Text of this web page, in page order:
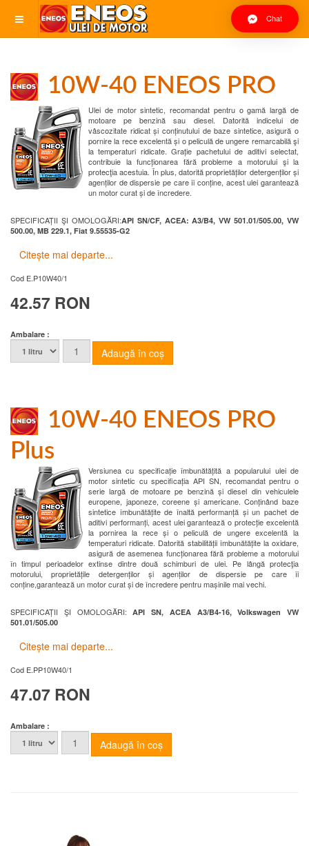
Chat
10W-40 ENEOS PRO
Ulei de motor sintetic, recomandat pentru o gamă largă de
motoare pe benzină sau diesel. Datorită indicelui de
vâscozitate ridicat și conținutului de baze sintetice, asigură o
pornire la rece excelentă și o peliculă de ungere remarcabilă şi
la temperaturi ridicate. Grație pachetului de aditivi selectat,
contribuie la funcționarea fără probleme a motorului şi la
protecţia acestuia. În plus, datorită proprietăților detergenților și
agenților de dispersie pe care îi conține, acest ulei garantează
un motor curat și de încredere.
SPECIFICAȚII ŞI OMOLOGĂRI:API SN/CF, ACEA: A3/B4, VW 501.01/505.00, VW
500.00, MB 229.1, Fiat 9.55535-G2
Citește mai departe...
Cod E.P10W40/1
42.57 RON
Ambalare :
10W-40 ENEOS PRO
Plus
Versiunea cu specificație îmbunătățită a popularului ulei de
motor sintetic cu specificația API SN, recomandat pentru o
serie largă de motoare pe benzină și diesel din vehiculele
europene, japoneze, coreene și americane. Conținând baze
sintetice îmbunătățite de înaltă performanță și un pachet de
aditivi performanți, acest ulei garantează o protecție excelentă
la pornirea la rece și o peliculă de ungere excelentă la
temperaturi ridicate. Datorită stabilității îmbunătățite la oxidare,
asigură de asemenea funcționarea fără probleme a motorului
în timpul perioadelor extinse dintre două schimburi de ulei. Pe lângă protecţia
motorului, proprietățile detergenților și agenților de dispersie pe care îi
conține,garantează un motor curat și de încredere pentru mașinile mai vechi.
SPECIFICAȚII ŞI OMOLOGĂRI:API SN, ACEA A3/B4-16, Volkswagen VW
501.01/505.00
Citește mai departe...
Cod E.PP10W40/1
47.07 RON
Ambalare :